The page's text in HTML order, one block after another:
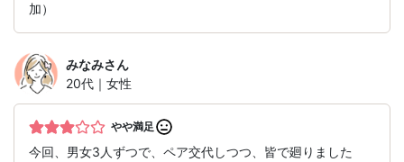
加）
みなみさん
20代｜女性
やや満足
今回、男女3人ずつで、ペア交代しつつ、皆で廻りました